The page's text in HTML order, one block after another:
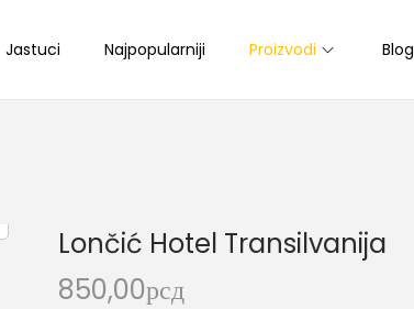
Jastuci Najpopularniji Proizvodi Blog
Lončić Hotel Transilvanija
850,00рсд